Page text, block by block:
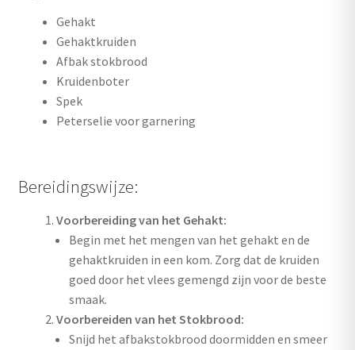
Gehakt
Gehaktkruiden
Afbak stokbrood
Kruidenboter
Spek
Peterselie voor garnering
Bereidingswijze:
Voorbereiding van het Gehakt:
Begin met het mengen van het gehakt en de
gehaktkruiden in een kom. Zorg dat de kruiden
goed door het vlees gemengd zijn voor de beste
smaak.
Voorbereiden van het Stokbrood:
Snijd het afbakstokbrood doormidden en smeer